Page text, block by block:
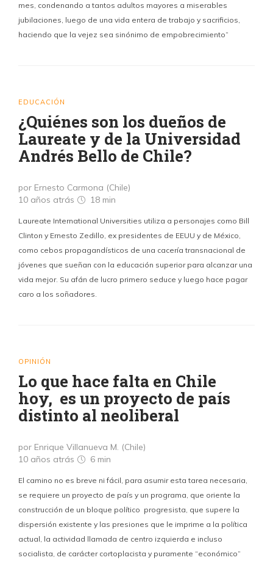
mes, condenando a tantos adultos mayores a miserables
jubilaciones, luego de una vida entera de trabajo y sacrificios,
haciendo que la vejez sea sinónimo de empobrecimiento”
EDUCACIÓN
¿Quiénes son los dueños de
Laureate y de la Universidad
Andrés Bello de Chile?
por Ernesto Carmona (Chile)
10 años atrás
18 min
Laureate International Universities utiliza a personajes como Bill
Clinton y Ernesto Zedillo, ex presidentes de EEUU y de México,
como cebos propagandísticos de una cacería transnacional de
jóvenes que sueñan con la educación superior para alcanzar una
vida mejor. Su afán de lucro primero seduce y luego hace pagar
caro a los soñadores.
OPINIÓN
Lo que hace falta en Chile
hoy, es un proyecto de país
distinto al neoliberal
por Enrique Villanueva M. (Chile)
10 años atrás
6 min
El camino no es breve ni fácil, para asumir esta tarea necesaria,
se requiere un proyecto de país y un programa, que oriente la
construcción de un bloque político progresista, que supere la
dispersión existente y las presiones que le imprime a la política
actual, la actividad llamada de centro izquierda e incluso
socialista, de carácter cortoplacista y puramente “económico”